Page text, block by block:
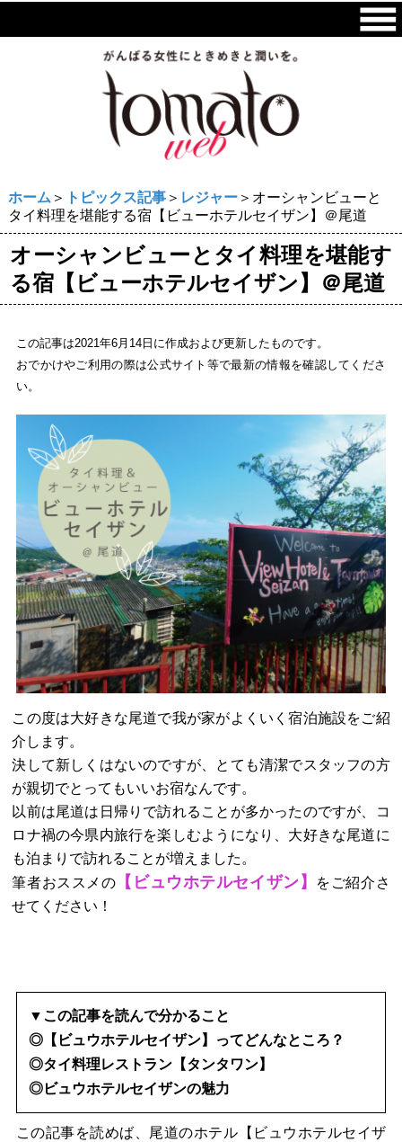
ホーム ＞ トピックス記事＞ レジャー＞オーシャンビューと
タイ料理を堪能する宿【ビューホテルセイザン】＠尾道
オーシャンビューとタイ料理を堪能す
る宿【ビューホテルセイザン】＠尾道
この記事は2021年6月14日に作成および更新したものです。
おでかけやご利用の際は公式サイト等で最新の情報を確認してくださ
い。
この度は大好きな尾道で我が家がよくいく宿泊施設をご紹
介します。
決して新しくはないのですが、とても清潔でスタッフの方
が親切でとってもいいお宿なんです。
以前は尾道は日帰りで訪れることが多かったのですが、コ
ロナ禍の今県内旅行を楽しむようになり、大好きな尾道に
も泊まりで訪れることが増えました。
筆者おススメの
【ビュウホテルセイザン】
をご紹介さ
せてください！
▼この記事を読んで分かること
◎【ビュウホテルセイザン】ってどんなところ？
◎タイ料理レストラン【タンタワン】
◎ビュウホテルセイザンの魅力
この記事を読めば、尾道のホテル【ビュウホテルセイザ